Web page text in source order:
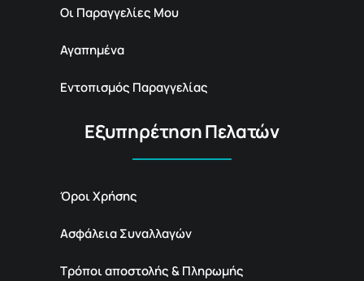
Οι Παραγγελίες Μου
Αγαπημένα
Εντοπισμός Παραγγελίας
Εξυπηρέτηση Πελατών
Όροι Χρήσης
Ασφάλεια Συναλλαγών
Τρόποι αποστολής & Πληρωμής